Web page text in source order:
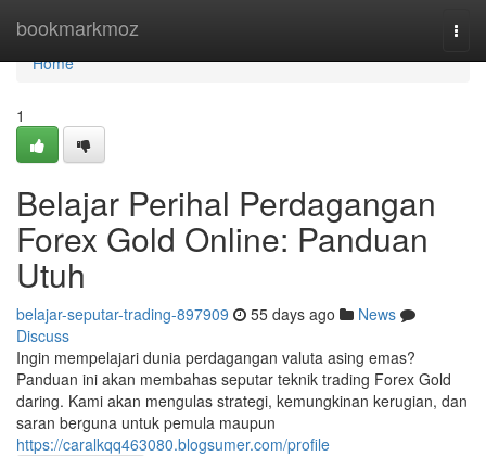
bookmarkmoz
Home
Home
1
Belajar Perihal Perdagangan
Forex Gold Online: Panduan
Utuh
belajar-seputar-trading-897909 55 days ago
News
Discuss
Ingin mempelajari dunia perdagangan valuta asing emas?
Panduan ini akan membahas seputar teknik trading Forex Gold
daring. Kami akan mengulas strategi, kemungkinan kerugian, dan
saran berguna untuk pemula maupun
https://caralkqq463080.blogsumer.com/profile